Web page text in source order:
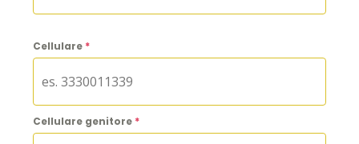
Cellulare *
Cellulare genitore *